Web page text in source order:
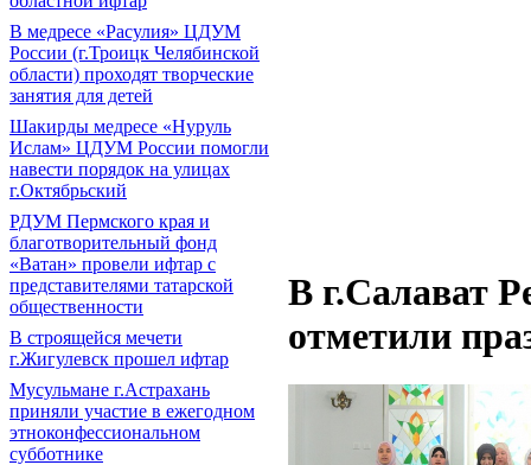
В медресе «Расулия» ЦДУМ
России (г.Троицк Челябинской
области) проходят творческие
занятия для детей
Шакирды медресе «Нуруль
Ислам» ЦДУМ России помогли
навести порядок на улицах
г.Октябрьский
РДУМ Пермского края и
благотворительный фонд
«Ватан» провели ифтар с
представителями татарской
общественности
В строящейся мечети
г.Жигулевск прошел ифтар
Мусульмане г.Астрахань
приняли участие в ежегодном
этноконфессиональном
субботнике
В г.Салават
отметили